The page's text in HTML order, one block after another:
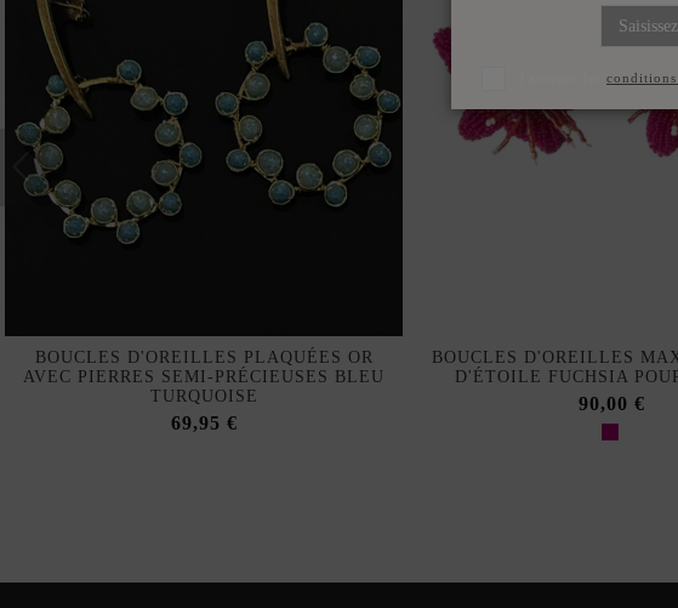
BOUCLES D'OREILLES PLAQUÉES OR
AVEC PIERRES SEMI-PRÉCIEUSES BLEU
TURQUOISE
69,95 €
BOUCLES D'OREILLES
D'ÉTOILE FUCHSIA
90,00 €